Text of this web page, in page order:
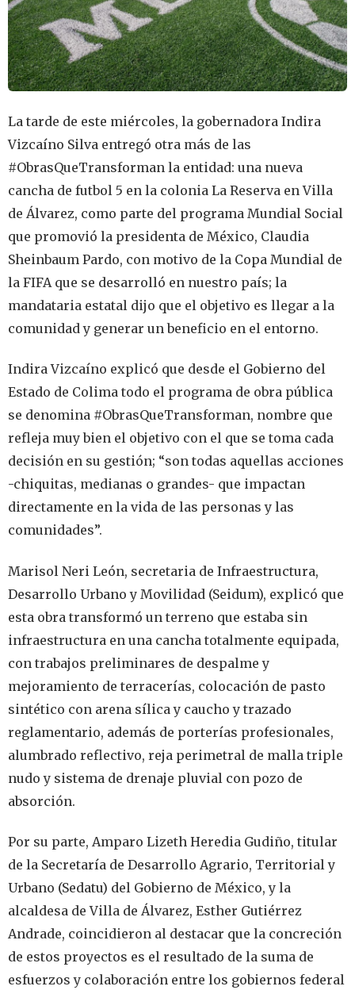
La tarde de este miércoles, la gobernadora Indira
Vizcaíno Silva entregó otra más de las
#ObrasQueTransforman la entidad: una nueva
cancha de futbol 5 en la colonia La Reserva en Villa
de Álvarez, como parte del programa Mundial Social
que promovió la presidenta de México, Claudia
Sheinbaum Pardo, con motivo de la Copa Mundial de
la FIFA que se desarrolló en nuestro país; la
mandataria estatal dijo que el objetivo es llegar a la
comunidad y generar un beneficio en el entorno.
Indira Vizcaíno explicó que desde el Gobierno del
Estado de Colima todo el programa de obra pública
se denomina #ObrasQueTransforman, nombre que
refleja muy bien el objetivo con el que se toma cada
decisión en su gestión; “son todas aquellas acciones
-chiquitas, medianas o grandes- que impactan
directamente en la vida de las personas y las
comunidades”.
Marisol Neri León, secretaria de Infraestructura,
Desarrollo Urbano y Movilidad (Seidum), explicó que
esta obra transformó un terreno que estaba sin
infraestructura en una cancha totalmente equipada,
con trabajos preliminares de despalme y
mejoramiento de terracerías, colocación de pasto
sintético con arena sílica y caucho y trazado
reglamentario, además de porterías profesionales,
alumbrado reflectivo, reja perimetral de malla triple
nudo y sistema de drenaje pluvial con pozo de
absorción.
Por su parte, Amparo Lizeth Heredia Gudiño, titular
de la Secretaría de Desarrollo Agrario, Territorial y
Urbano (Sedatu) del Gobierno de México, y la
alcaldesa de Villa de Álvarez, Esther Gutiérrez
Andrade, coincidieron al destacar que la concreción
de estos proyectos es el resultado de la suma de
esfuerzos y colaboración entre los gobiernos federal